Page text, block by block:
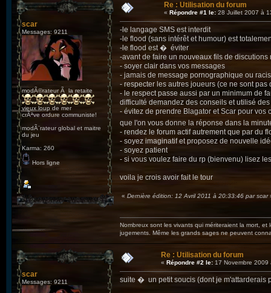
scar
Messages: 9211
modÃ©rateur Ã la retaite
vieux loup de mer
crÃªve ordure communiste!
modÃ¨rateur global et maitre
du jeu
Karma: 260
Hors ligne
Re : Utilisation du forum
« Répondre #1 le: 28 Juillet 2007 à
-le langage SMS est interdit
-le flood (sans intérêt et humour) est
-le flood est � éviter
-avant de faire un nouveaux fils de
- soyer clair dans vos messages
- jamais de message pornographique ou
- respecter les autres joueurs (ce ne sont
- le respect passe aussi par un minimum de
difficulté demandez des conseils et utilisé
- évitez de prendre Blagator et Scar pour
que l'on vous donne la réponse dans la
- rendez le forum actif autrement que par du
- soyez imaginatif et proposez de nouvelle
- soyez patient
- si vous voulez faire du rp (bienvenu) lisez
voila je crois avoir fait le tour
« Dernière édition: 12 Avril 2011 à 20:33:46 par scar
Nombreux sont les vivants qui mériteraient la mort,
jugements. Même les grands sages ne peuvent
scar
Messages: 9211
Re : Utilisation du forum
« Répondre #2 le: 17 Novembre
suite � un petit soucis (dont je m'attarderais